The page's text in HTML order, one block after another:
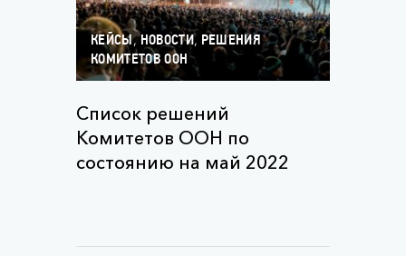
КЕЙСЫ,НОВОСТИ, РЕШЕНИЯ
КОМИТЕТОВ ООН
Список решений
Комитетов ООН по
состоянию на май 2022